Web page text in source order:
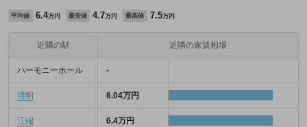
平均値 6.4万円 最安値 4.7万円 最高値 7.5万円
近隣の駅 近隣の家賃相場
ハーモニーホール -
清明 6.04万円
江端 6.4万円